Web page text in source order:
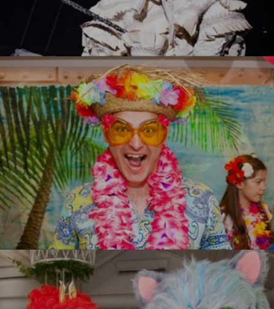
УЗНАТЬ БОЛЬШЕ
Белый стиль
УЗНАТЬ БОЛЬШЕ
Гавайи